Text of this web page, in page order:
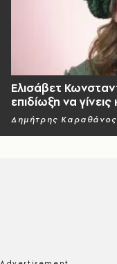
Ελισάβετ
επιδίωξη να
Δημήτρης Καραθάνος